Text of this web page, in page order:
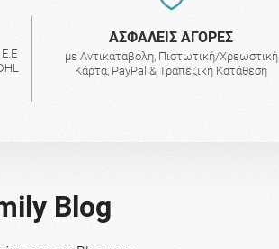
AΣΦΑΛΕΙΣ ΑΓΟΡΕΣ
με Αντικαταβολη, Πιστωτική/Χρεωστική
Κάρτα, PayPal & Τραπεζική Κατάθεση
Blog